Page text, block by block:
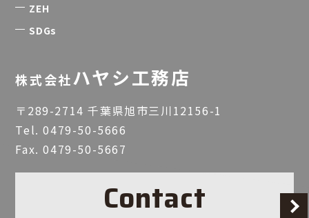
ZEH
SDGs
株式会社ハヤシ工務店
〒289-2714 千葉県旭市三川12156-1
Tel.0479-50-5666
Fax. 0479-50-5667
Contact